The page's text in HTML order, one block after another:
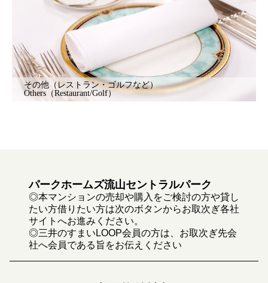
その他（レストラン・ゴルフなど）
Others（Restaurant/Golf）
パークホームズ流山セントラルパーク
◎本マンションの売却や購入をご検討の方や貸し
たい方借りたい方は次のボタンからお取次ぎ各社
サイトへお進みください。
◎三井のすまいLOOP会員の方は、お取次ぎ先会
社へ会員である旨をお伝えください